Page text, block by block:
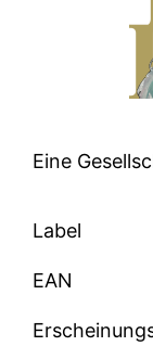
Eine
Label
EAN